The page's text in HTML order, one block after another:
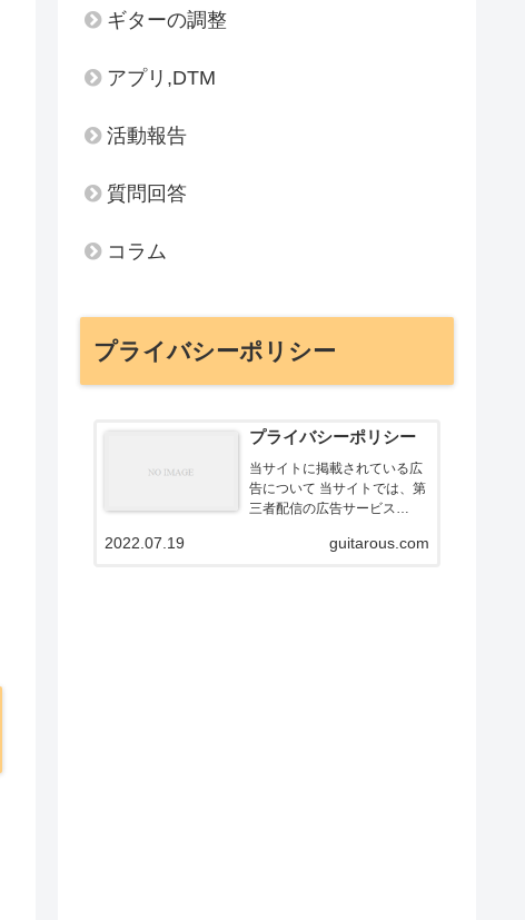
ギターの調整
アプリ,DTM
活動報告
質問回答
コラム
プライバシーポリシー
プライバシーポリシー
当サイトに掲載されている広
告について 当サイトでは、第
三者配信の広告サービス
用しています。 このような広
guitarous.com
2022.07.19